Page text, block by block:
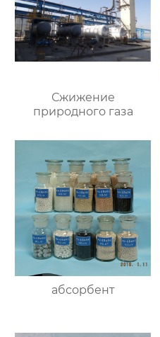
Сжижение
природного газа
абсорбент